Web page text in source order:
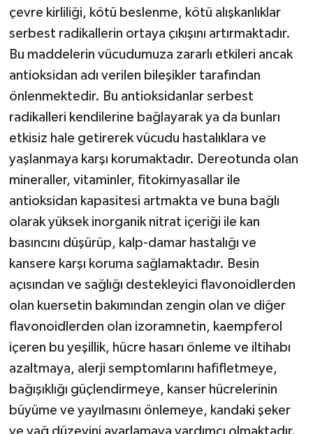
çevre kirliliği, kötü beslenme, kötü alışkanlıklar
serbest radikallerin ortaya çıkışını artırmaktadır.
Bu maddelerin vücudumuza zararlı etkileri ancak
antioksidan adı verilen bileşikler tarafından
önlenmektedir. Bu antioksidanlar serbest
radikalleri kendilerine bağlayarak ya da bunları
etkisiz hale getirerek vücudu hastalıklara ve
yaşlanmaya karşı korumaktadır. Dereotunda olan
mineraller, vitaminler, fitokimyasallar ile
antioksidan kapasitesi artmakta ve buna bağlı
olarak yüksek inorganik nitrat içeriği ile kan
basıncını düşürüp, kalp-damar hastalığı ve
kansere karşı koruma sağlamaktadır. Besin
açısından ve sağlığı destekleyici flavonoidlerden
olan kuersetin bakımından zengin olan ve diğer
flavonoidlerden olan izoramnetin, kaempferol
içeren bu yeşillik, hücre hasarı önleme ve iltihabı
azaltmaya, alerji semptomlarını hafifletmeye,
bağışıklığı güçlendirmeye, kanser hücrelerinin
büyüme ve yayılmasını önlemeye, kandaki şeker